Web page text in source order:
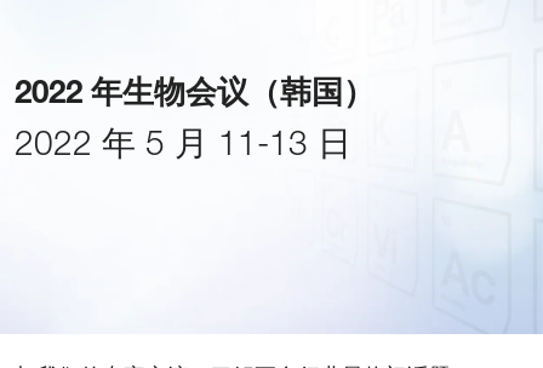
2022 年生物会议（韩国）
2022 年 5 月 11-13 日